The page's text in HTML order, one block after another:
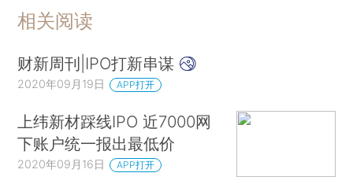
相关阅读
财新周刊|IPO打新串谋
2020年09月19日 APP打开
上纬新材踩线IPO 近7000网
下账户统一报出最低价
2020年09月16日 APP打开